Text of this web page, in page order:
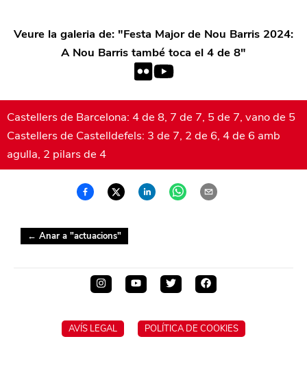
Veure la galeria de: "Festa Major de Nou Barris 2024:
A Nou Barris també toca el 4 de 8"
Castellers de Barcelona: 4 de 8, 7 de 7, 5 de 7, vano de 5
Castellers de Castelldefels: 3 de 7, 2 de 6, 4 de 6 amb
agulla, 2 pilars de 4
← Anar a "actuacions"
AVÍS LEGAL POLÍTICA DE COOKIES